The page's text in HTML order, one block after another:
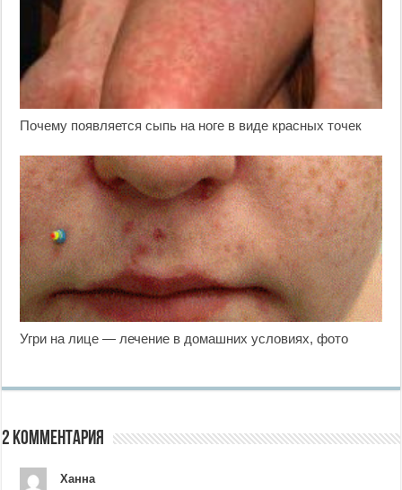
Почему появляется сыпь на ноге в виде красных точек
Угри на лице — лечение в домашних условиях, фото
2 комментария
Ханна